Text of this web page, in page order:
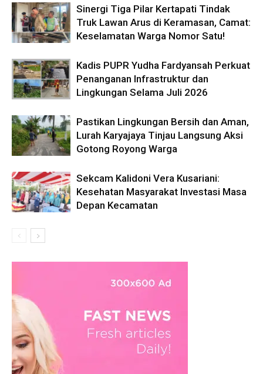
Sinergi Tiga Pilar Kertapati Tindak
Truk Lawan Arus di Keramasan, Camat:
Keselamatan Warga Nomor Satu!
Kadis PUPR Yudha Fardyansah Perkuat
Penanganan Infrastruktur dan
Lingkungan Selama Juli 2026
Pastikan Lingkungan Bersih dan Aman,
Lurah Karyajaya Tinjau Langsung Aksi
Gotong Royong Warga
Sekcam Kalidoni Vera Kusariani:
Kesehatan Masyarakat Investasi Masa
Depan Kecamatan